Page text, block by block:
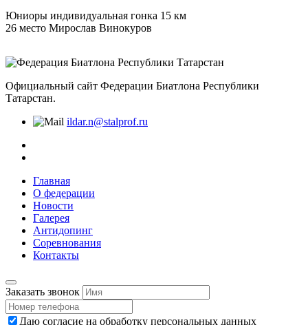
Юниоры индивидуальная гонка 15 км
26 место Мирослав Винокуров
Официальный сайт Федерации Биатлона Республики
Татарстан.
ildar.n@stalprof.ru
Главная
О федерации
Новости
Галерея
Антидопинг
Соревнования
Контакты
Заказать звонок
Даю согласие на обработку персональных данных